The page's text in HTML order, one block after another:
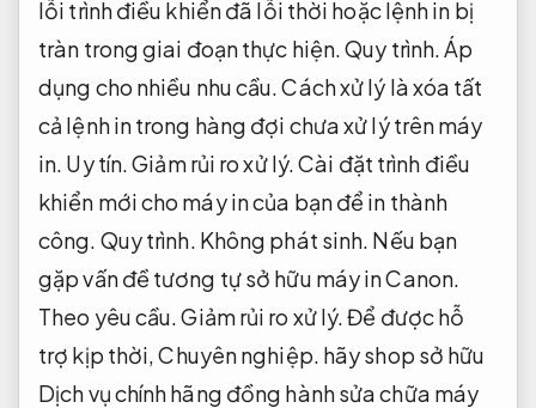
lỗi trình điều khiển đã lỗi thời hoặc lệnh in bị
tràn trong giai đoạn thực hiện.Quy trình.Áp
dụng cho nhiều nhu cầu.Cách xử lý là xóa tất
cả lệnh in trong hàng đợi chưa xử lý trên máy
in. Uy tín.Giảm rủi ro xử lý.Cài đặt trình điều
khiển mới cho máy in của bạn để in thành
công. Quy trình. Không phát sinh. Nếu bạn
gặp vấn đề tương tự sở hữu máy in Canon.
Theo yêu cầu.Giảm rủi ro xử lý.Để được hỗ
trợ kịp thời,Chuyên nghiệp. hãy shop sở hữu
Dịch vụ chính hãng đồng hành sửa chữa máy